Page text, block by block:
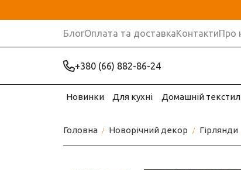
БлогОплата та доставкаКонтактиПро
+380 (66) 882-86-24
Новинки Для кухні Домашній
Головна Новорічний декор Гірлянди